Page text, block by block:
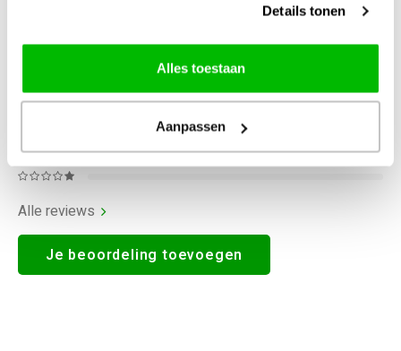
Details tonen
Alles toestaan
Aanpassen
Alle reviews
Je beoordeling toevoegen